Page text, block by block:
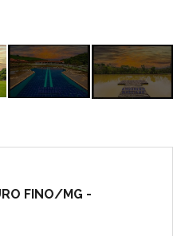
FINO/MG -